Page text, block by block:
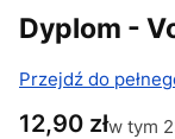
Dyplom -
Przejdź do
Cena
12,90 złw tym
w tym